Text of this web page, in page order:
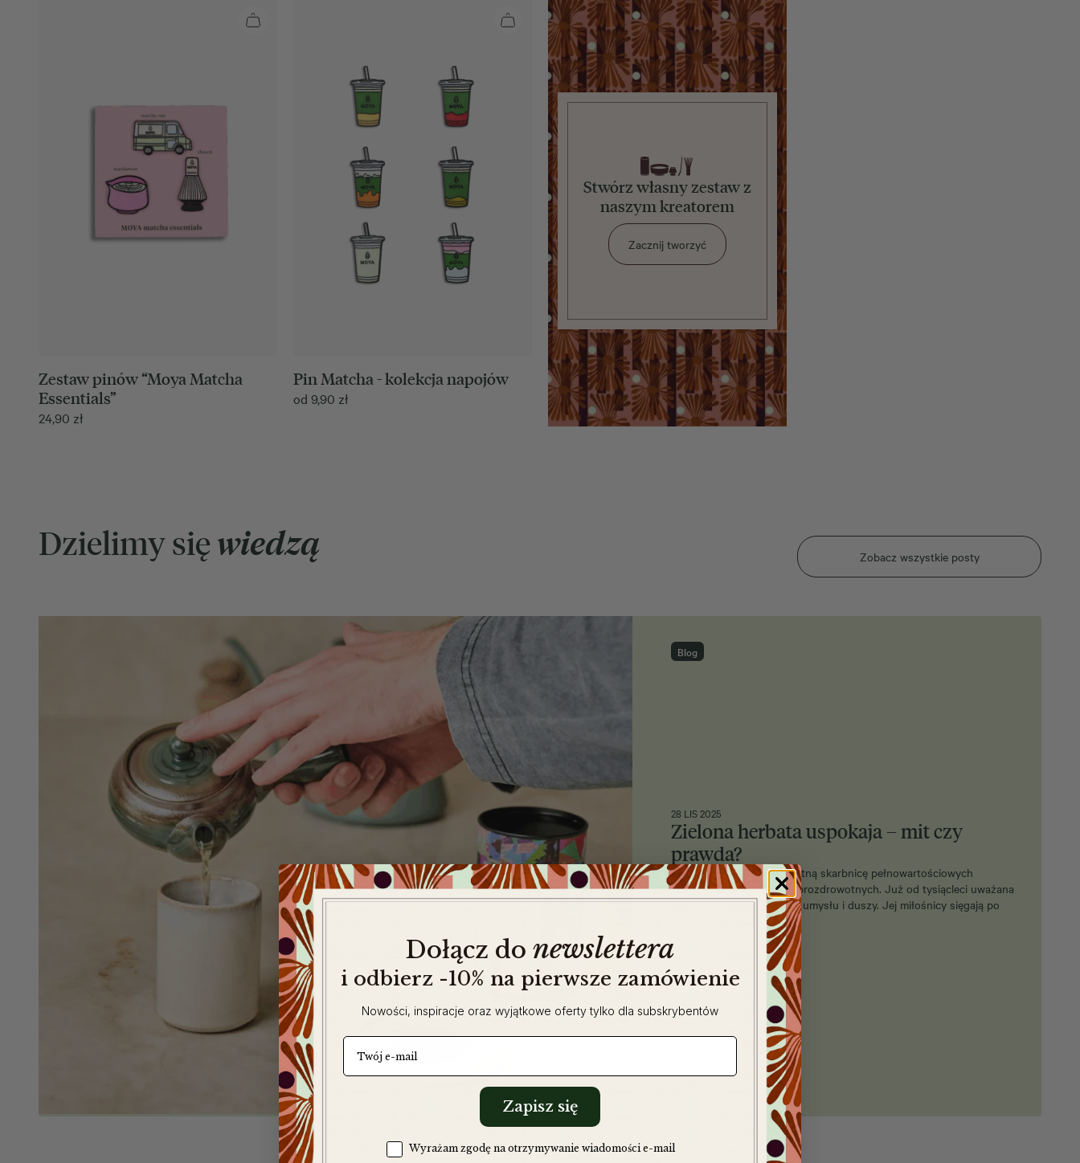
Stwórz własny zestaw z
naszym kreatorem
Zacznij tworzyć
Zestaw pinów “Moya Matcha
Essentials”
24,90 zł
Pin Matcha - kolekcja napojów
od 9,90 zł
Dzielimy sięwiedzą Zobacz wszystkie posty
Blog
28 LIS 2025
Zielona herbata uspokaja – mit czy
prawda?
Zielona herbata stanowi istną skarbnicę pełnowartościowych
składników i właściwości prozdrowotnych. Już od tysiącleci uważana
jest za lekarstwo dla ciała, umysłu i duszy. Jej miłośnicy sięgają po
nią z wielu powodów.…
Dołącz do newslettera
i odbierz -10% na pierwsze zamówienie
Nowości, inspiracje oraz wyjątkowe oferty tylko dla subskrybentów
e-mail
Zapisz się
Zgoda na komunikację
Wyrażam zgodę na otrzymywanie wiadomości e-mail